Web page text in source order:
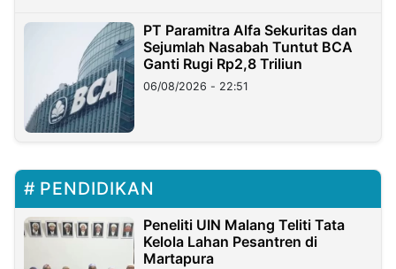
PT Paramitra Alfa Sekuritas dan
Sejumlah Nasabah Tuntut BCA
Ganti Rugi Rp2,8 Triliun
06/08/2026 - 22:51
PENDIDIKAN
Peneliti UIN Malang Teliti Tata
Kelola Lahan Pesantren di
Martapura